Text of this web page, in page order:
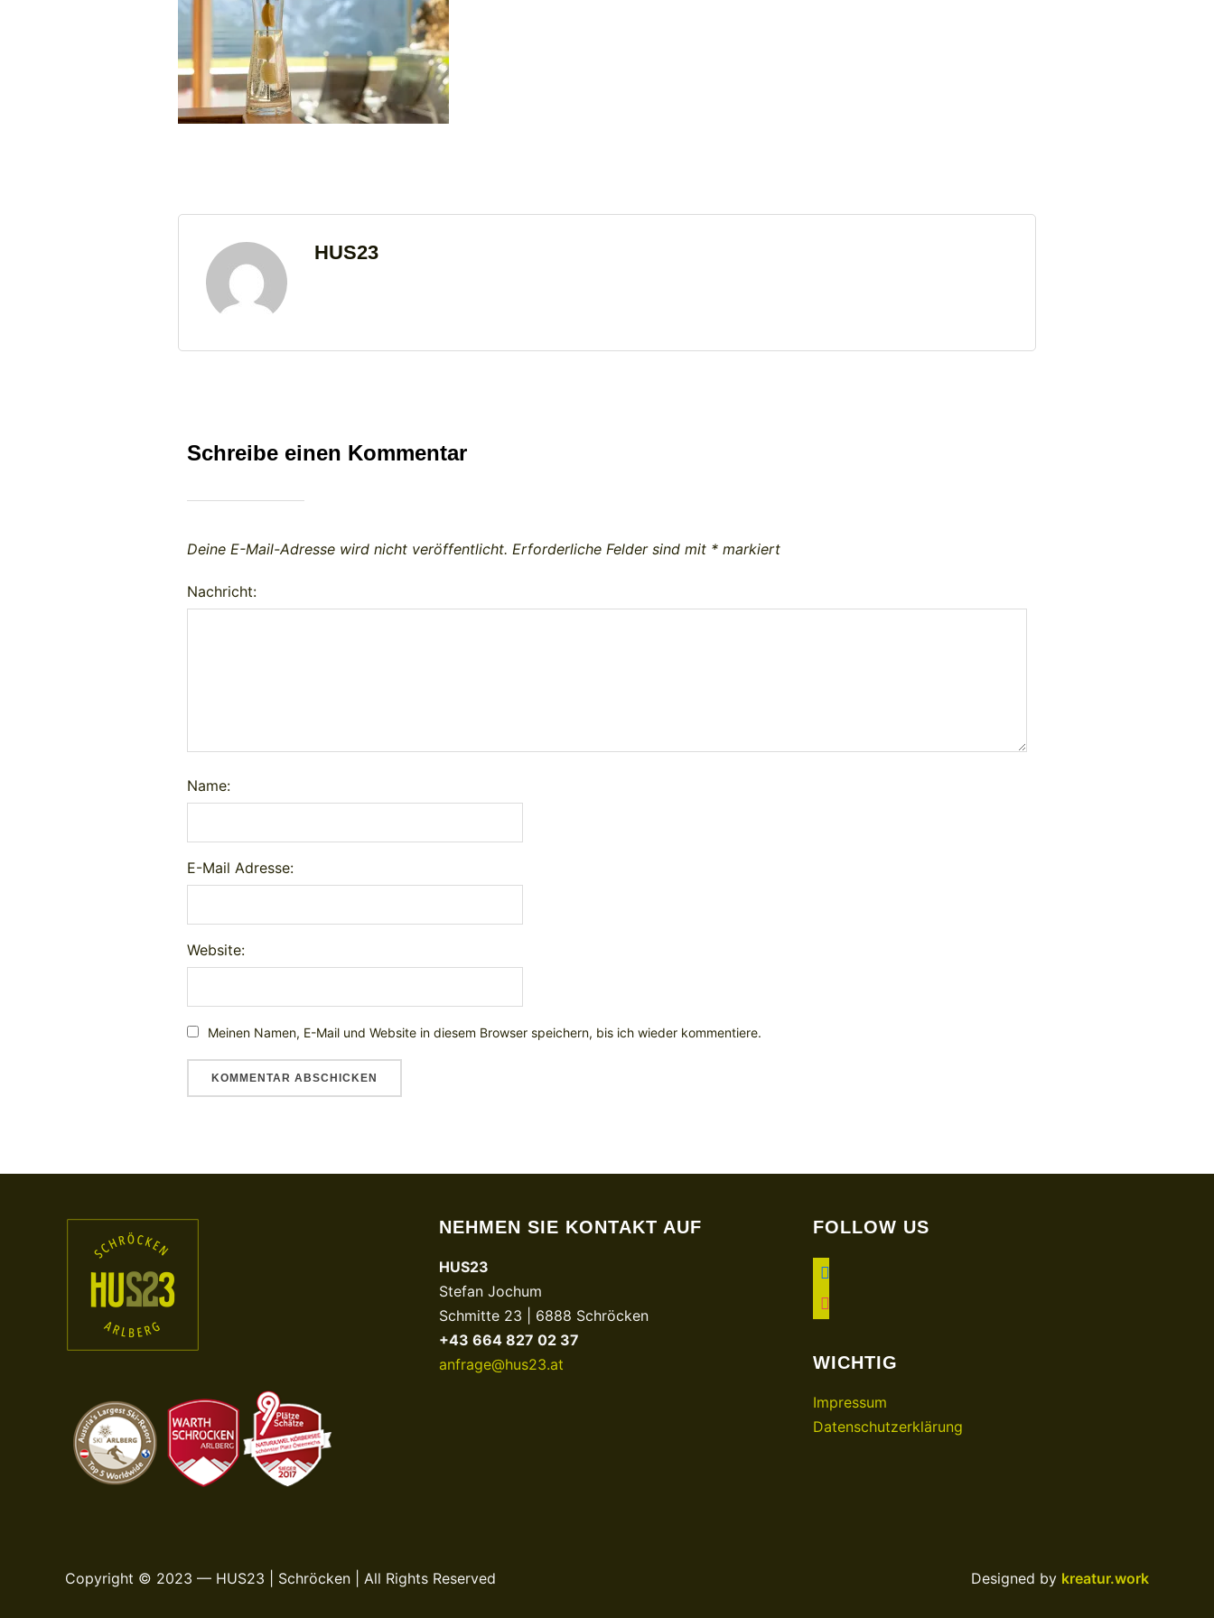
HUS23
Schreibe einen Kommentar
Deine E-Mail-Adresse wird nicht veröffentlicht. Erforderliche Felder sind mit * markiert
Nachricht:
Name:
E-Mail Adresse:
Website:
Meinen Namen, E-Mail und Website in diesem Browser speichern, bis ich wieder kommentiere.
NEHMEN SIE KONTAKT AUF
HUS23
Stefan Jochum
Schmitte 23 | 6888 Schröcken
+43 664 827 02 37
anfrage@hus23.at
FOLLOW US
facebook
instagram
WICHTIG
Impressum
Datenschutzerklärung
Copyright © 2023 — HUS23 | Schröcken | All Rights Reserved Designed by kreatur.work